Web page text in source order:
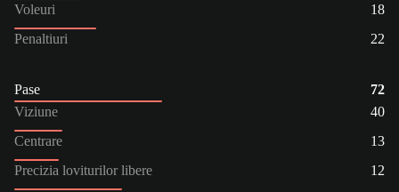
Voleuri
18
Penaltiuri
22
Pase
72
Viziune
40
Centrare
13
Precizia loviturilor libere
12